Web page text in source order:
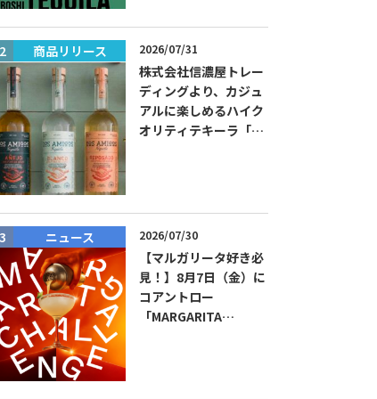
8月限定メニューに！
商品リリース 2026/07/31
株式会社信濃屋トレー
ディングより、カジュ
アルに楽しめるハイク
オリティテキーラ「ド
ニュース 2026/07/30
【マルガリータ好き必
見！】8月7日（金）に
コアントロー
「MARGARITA